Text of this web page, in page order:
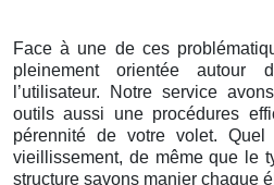
Face à une de ces
pleinement orientée autour
l’utilisateur. Notre service
outils aussi une procédures
pérennité de votre volet.
vieillissement, de même que le
structure savons manier chaque